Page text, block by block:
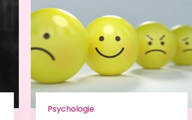
Psychologie